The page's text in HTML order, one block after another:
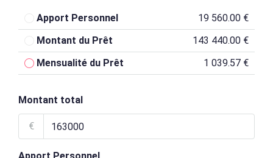
Apport Personnel
19 560.00 €
Montant du Prêt
143 440.00 €
Mensualité du Prêt
1 039.57 €
Montant total
€